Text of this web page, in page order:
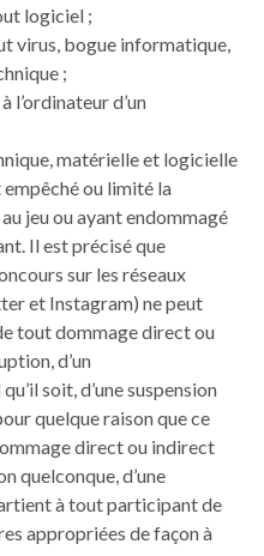
logiciel ;
virus, bogue informatique,
;
l’ordinateur d’un
matérielle et logicielle
ou limité la
jeu ou ayant endommagé
Il est précisé que
sur les réseaux
et Instagram) ne peut
tout dommage direct ou
d’un
soit, d’une suspension
quelque raison que ce
direct ou indirect
quelconque, d’une
à tout participant de
appropriées de façon à